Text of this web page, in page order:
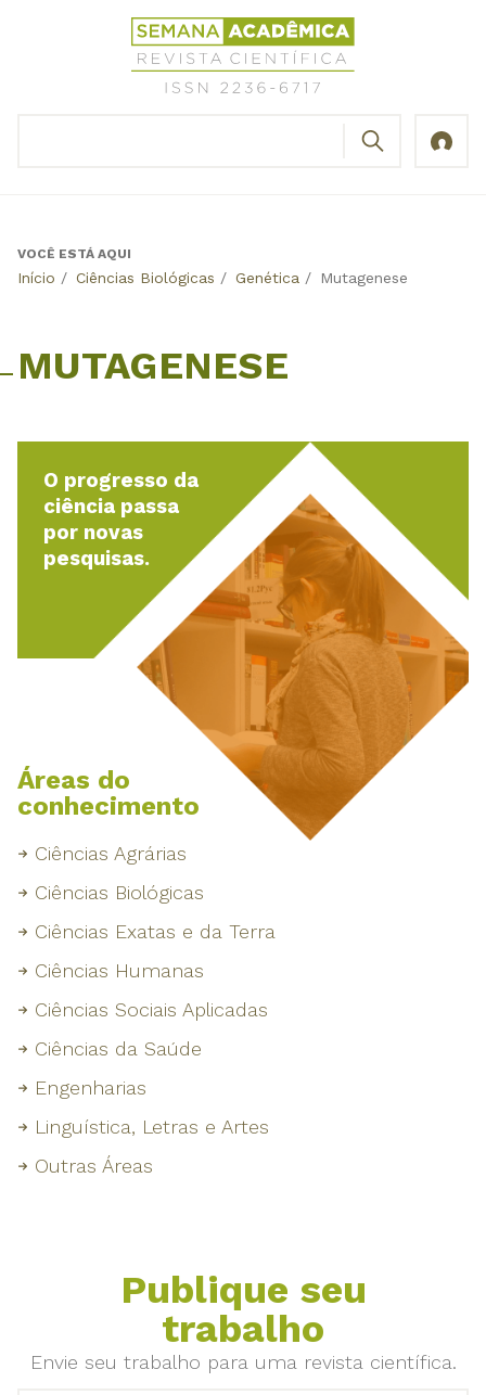
Revista
Científica
Semana
Back
VOCÊ ESTÁ AQUI
Início / Ciências Biológicas / Genética / Mutagenese
MUTAGENESE
O progresso da
ciência passa
por novas
pesquisas.
Áreas do
conhecimento
Ciências Agrárias
Ciências Biológicas
Ciências Exatas e da Terra
Ciências Humanas
Ciências Sociais Aplicadas
Ciências da Saúde
Engenharias
Linguística, Letras e Artes
Outras Áreas
Publique seu
trabalho
Envie seu trabalho para uma revista científica.